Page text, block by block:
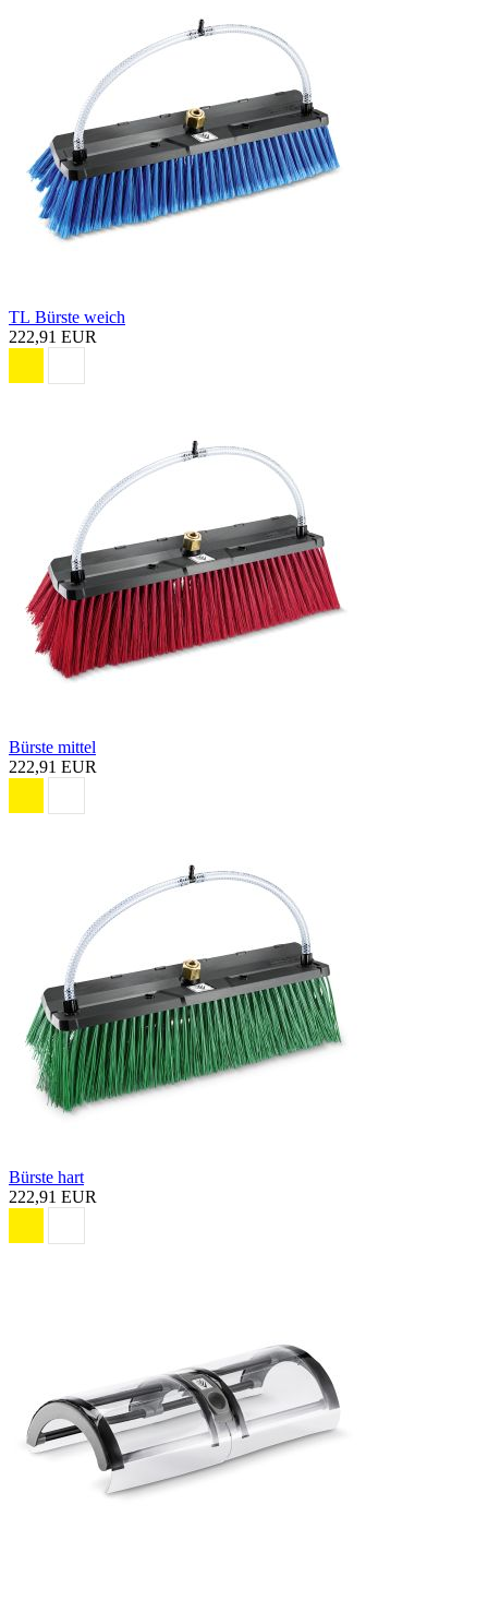
TL Bürste weich
222,91 EUR
Bürste mittel
222,91 EUR
Bürste hart
222,91 EUR